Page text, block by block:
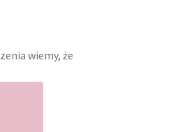
wiemy, że